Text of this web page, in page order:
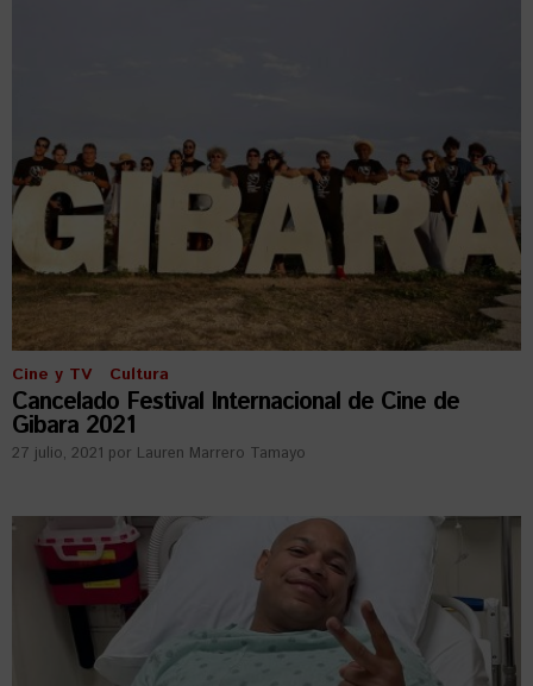
Cine y TV Cultura
Cancelado Festival Internacional de Cine de
Gibara 2021
27 julio, 2021 por Lauren Marrero Tamayo